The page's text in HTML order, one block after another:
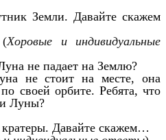
Земли. Давайте скажем
(Хоровые и индивидуальные
не падает на Землю?
не стоит на месте, она
своей орбите. Ребята, что
Луны?
Давайте скажем…